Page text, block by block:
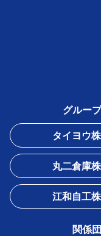
グルー
タイヨウ
丸二倉庫
江和自工
関係